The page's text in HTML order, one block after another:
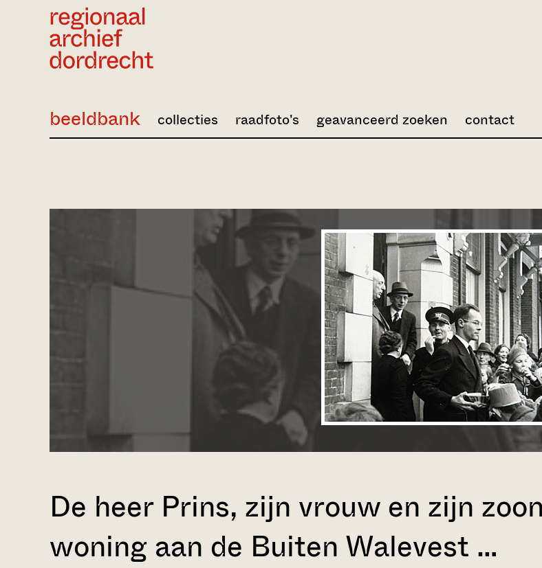
beeldbank collecties raadfoto's geavanceerd zoeken contact
De heer Prins, zijn vrouw en zijn
woning aan de Buiten Walevest …